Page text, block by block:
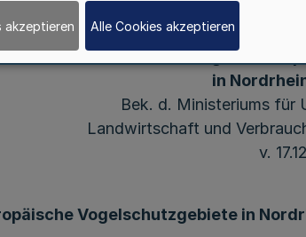
Bekanntmachung der
in
Bek. d. Ministeriums für
Landwirtschaft und
v.
Vogelschutzgebiete in
akzeptieren Alle Cookies akzeptieren